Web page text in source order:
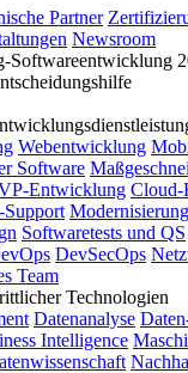
Partner
Newsroom
Softwareentwicklung
Webentwicklung
Software
Entwicklung Cloud-
Softwaretests und QS
DevSecOps
Team
Technologien
Datenanalyse
Intelligence